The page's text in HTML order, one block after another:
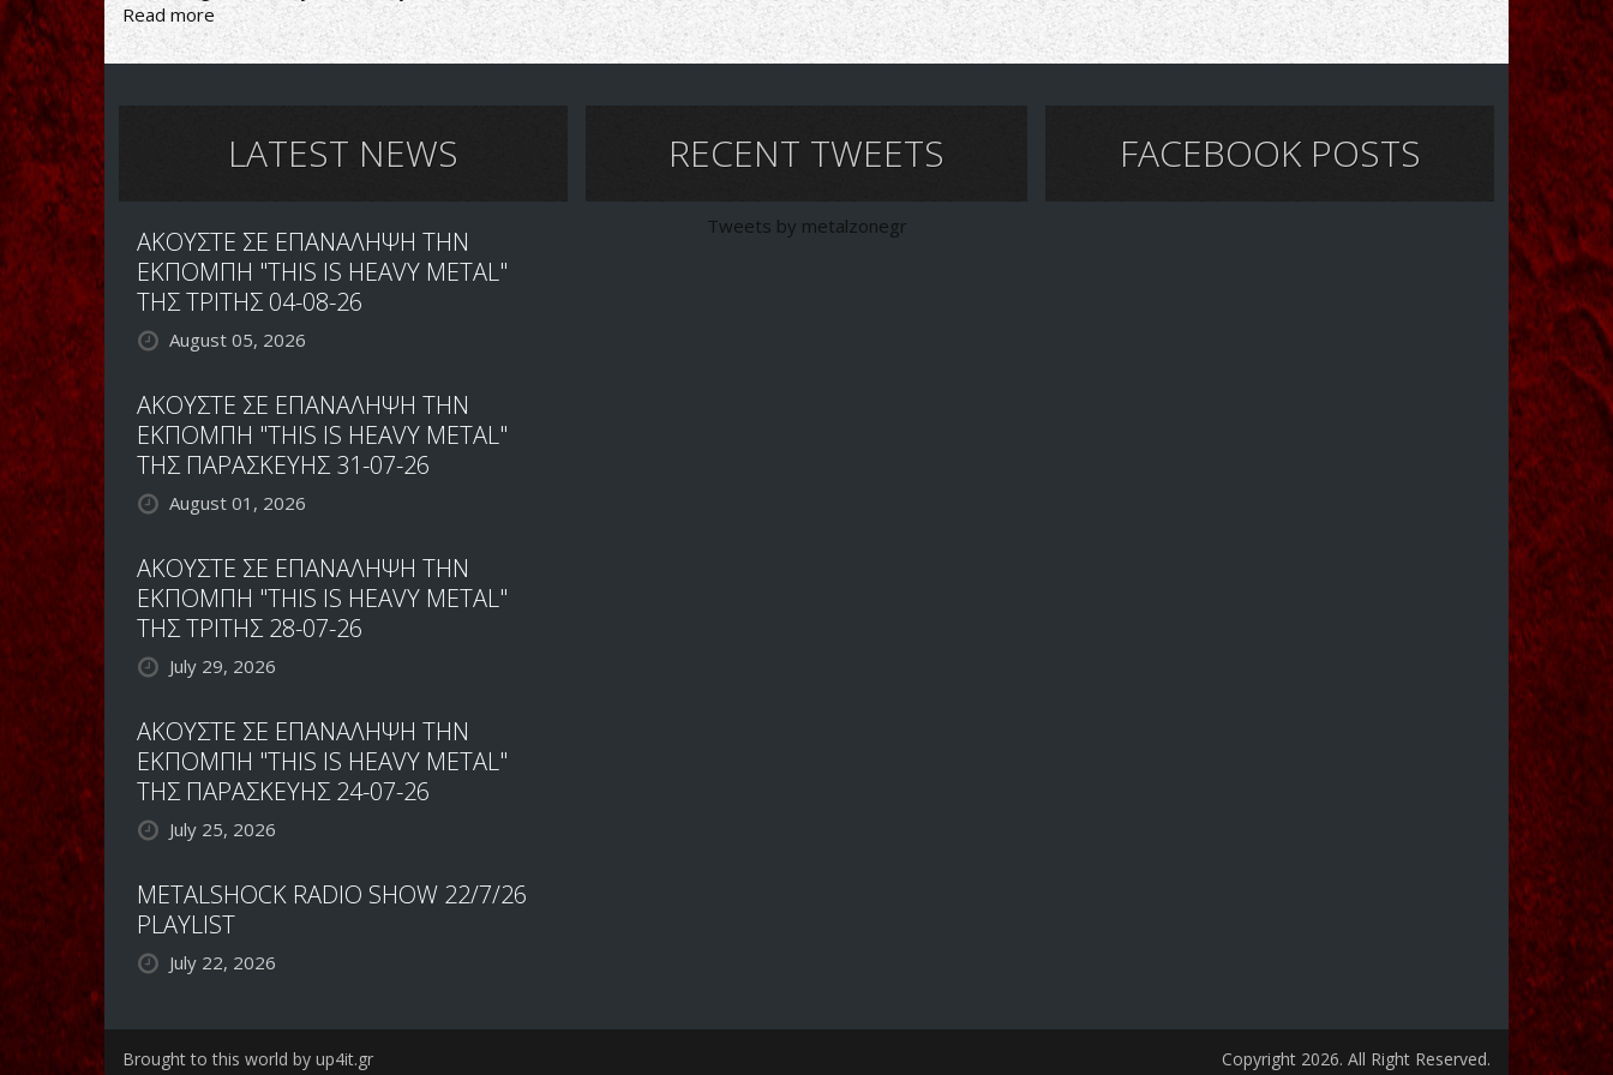
Read moreabout
ΠΡΩΤΟ
SOLO
ΤΟΝ
MYLES
ΜΑΡΤΙΟ
LATEST NEWS
ΑΚΟΥΣΤΕ ΣΕ ΕΠΑΝΑΛΗΨΗ ΤΗΝ
ΕΚΠΟΜΠΗ "THIS IS HEAVY METAL"
ΤΗΣ ΤΡΙΤΗΣ 04-08-26
August 05, 2026
ΑΚΟΥΣΤΕ ΣΕ ΕΠΑΝΑΛΗΨΗ ΤΗΝ
ΕΚΠΟΜΠΗ "THIS IS HEAVY METAL"
ΤΗΣ ΠΑΡΑΣΚΕΥΗΣ 31-07-26
August 01, 2026
ΑΚΟΥΣΤΕ ΣΕ ΕΠΑΝΑΛΗΨΗ ΤΗΝ
ΕΚΠΟΜΠΗ "THIS IS HEAVY METAL"
ΤΗΣ ΤΡΙΤΗΣ 28-07-26
July 29, 2026
ΑΚΟΥΣΤΕ ΣΕ ΕΠΑΝΑΛΗΨΗ ΤΗΝ
ΕΚΠΟΜΠΗ "THIS IS HEAVY METAL"
ΤΗΣ ΠΑΡΑΣΚΕΥΗΣ 24-07-26
July 25, 2026
METALSHOCK RADIO SHOW 22/7/26
PLAYLIST
July 22, 2026
RECENT TWEETS
Tweets by metalzonegr
FACEBOOK POSTS
Brought to this world by up4it.gr Copyright 2026. All Right Reserved.